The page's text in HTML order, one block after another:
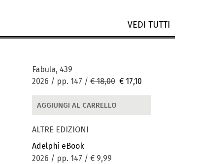
VEDI TUTTI
Fabula, 439
2026 / pp. 147 / € 18,00 € 17,10
AGGIUNGI AL CARRELLO
ALTRE EDIZIONI
Adelphi eBook
2026 / pp. 147 / € 9,99